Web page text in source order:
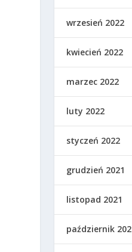
wrzesień 2022
kwiecień 2022
marzec 2022
luty 2022
styczeń 2022
grudzień 2021
listopad 2021
październik